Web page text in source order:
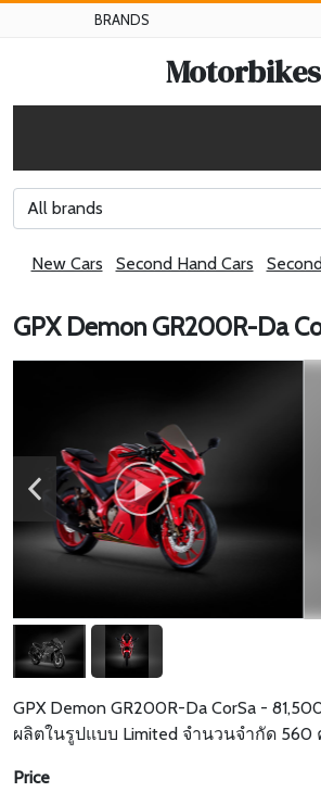
BRANDS
Motorbikes
All brands
New Cars Second Hand Cars
GPX Demon GR200R-Da
GPX Demon GR200R-Da CorSa -
ผลิตในรูปแบบ Limited จำนวนจำกัด 560
Price